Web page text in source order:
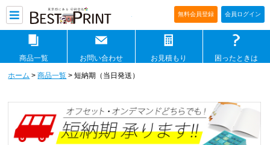
印刷通販ベストプリントベストプリ
無料会員登録 会員ログイン
商品一覧 お問い合わせ お見積もり 困ったときは
ホーム >商品一覧 > 短納期（当日発送）